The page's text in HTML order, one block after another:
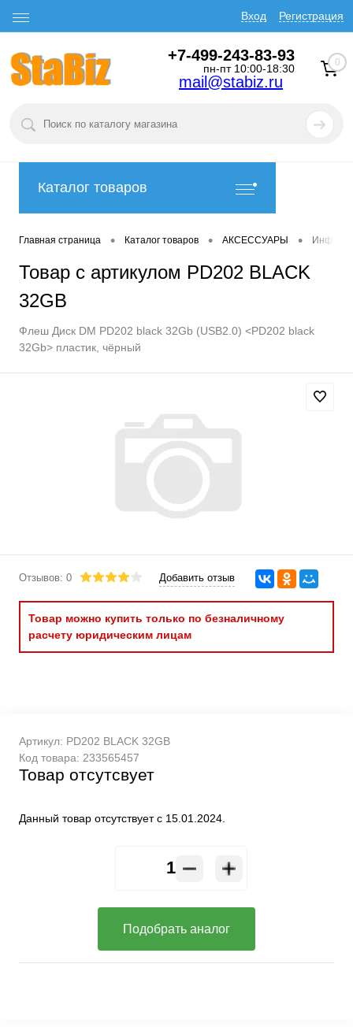
Вход Регистрация
+7-499-243-83-93
пн-пт 10:00-18:30
mail@stabiz.ru
0
Каталог товаров
Главная страница • Каталог товаров • АКСЕССУАРЫ •
Товар с артикулом PD202 BLACK
32GB
Флеш Диск DM PD202 black 32Gb (USB2.0) <PD202 black
32Gb> пластик, чёрный
Отзывов: 0 Добавить отзыв
Товар можно купить только по безналичному
расчету юридическим лицам
Артикул: PD202 BLACK 32GB
Код товара: 233565457
Товар отсутсвует
Данный товар отсутствует с 15.01.2024.
Подобрать аналог